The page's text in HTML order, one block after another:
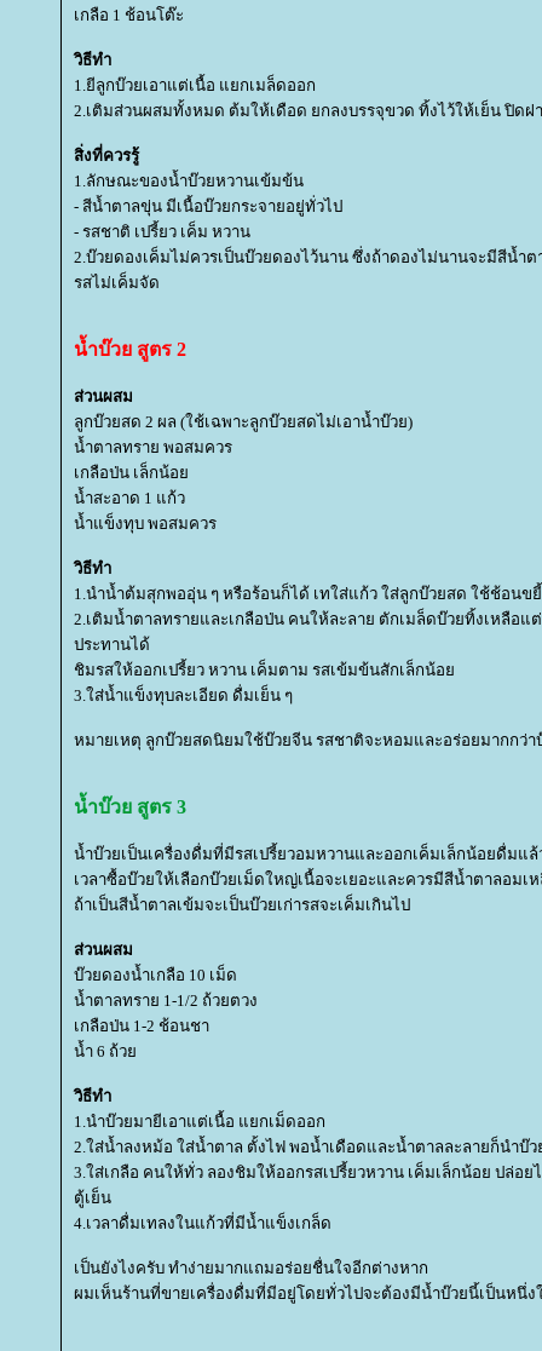
เกลือ 1 ช้อนโต๊ะ
วิธีทำ
1.ยีลูกบ๊วยเอาแต่เนื้อ แยกเมล็ดออก
2.เติมส่วนผสมทั้งหมด ต้มให้เดือด ยกลงบรรจุขวด ทิ้งไว้ให้เย็น ปิดฝ
สิ่งที่ควรรู้
1.ลักษณะของน้ำบ๊วยหวานเข้มข้น
- สีน้ำตาลขุ่น มีเนื้อบ๊วยกระจายอยู่ทั่วไป
- รสชาติ เปรี้ยว เค็ม หวาน
2.บ๊วยดองเค็มไม่ควรเป็นบ๊วยดองไว้นาน ซึ่งถ้าดองไม่นานจะมีสีน้ำ
รสไม่เค็มจัด
น้ำบ๊วย สูตร 2
ส่วนผสม
ลูกบ๊วยสด 2 ผล (ใช้เฉพาะลูกบ๊วยสดไม่เอาน้ำบ๊วย)
น้ำตาลทราย พอสมควร
เกลือป่น เล็กน้อ
น้ำสะอาด 1 แก้ว
น้ำแข็งทุบ พอสมควร
วิธีทำ
1.นำน้ำต้มสุกพออุ่น ๆ หรือร้อนก็ได้ เทใส่แก้ว ใส่ลูกบ๊วยสด ใช้ช้อนข
2.เติมน้ำตาลทรายและเกลือป่น คนให้ละลาย ตักเมล็ดบ๊วยทิ้งเหลือแ
ประทานได้
ชิมรสให้ออกเปรี้ยว หวาน เค็มตาม รสเข้มข้นสักเล็กน้อ
3.ใส่น้ำแข็งทุบละเอียด ดื่มเย็น ๆ
หมายเหตุ ลูกบ๊วยสดนิยมใช้บ๊วยจีน รสชาติจะหอมและอร่อยมากกว่
น้ำบ๊วย สูตร 3
น้ำบ๊วยเป็นเครื่องดื่มที่มีรสเปรี้ยวอมหวานและออกเค็มเล็กน้อยดื่ม
เวลาซื้อบ๊วยให้เลือกบ๊วยเม็ดใหญ่เนื้อจะเยอะและควรมีสีน้ำตาลอมเ
ถ้าเป็นสีน้ำตาลเข้มจะเป็นบ๊วยเก่ารสจะเค็มเกินไป
ส่วนผสม
บ๊วยดองน้ำเกลือ 10 เม็ด
น้ำตาลทราย 1-1/2 ถ้วยตวง
เกลือป่น 1-2 ช้อนชา
น้ำ 6 ถ้ว
วิธีทำ
1.นำบ๊วยมายีเอาแต่เนื้อ แยกเม็ดออก
2.ใส่น้ำลงหม้อ ใส่น้ำตาล ตั้งไฟ พอน้ำเดือดและน้ำตาลละลายก็นำบ๊
3.ใส่เกลือ คนให้ทั่ว ลองชิมให้ออกรสเปรี้ยวหวาน เค็มเล็กน้อย ปล่อ
ตู้เย็น
4.เวลาดื่มเทลงในแก้วที่มีน้ำแข็งเกล็ด
เป็นยังไงครับ ทำง่ายมากแถมอร่อยชื่นใจอีกต่างหาก
ผมเห็นร้านที่ขายเครื่องดื่มที่มีอยู่โดยทั่วไปจะต้องมีน้ำบ๊วยนี้เป็นหนึ่ง